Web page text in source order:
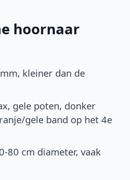
hoornaar
kleiner dan de
gele poten, donker
gele band op het 4e
80 cm diameter, vaak